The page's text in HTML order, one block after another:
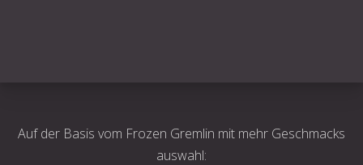
Auf der Basis vom Frozen Gremlin mit mehr Geschmacks
auswahl: